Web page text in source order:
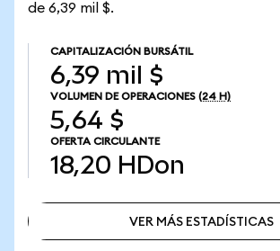
de 6,39 mil $.
CAPITALIZACIÓN BURSÁTIL
6,39 mil $
VOLUMEN DE OPERACIONES (24 H)
5,64 $
OFERTA CIRCULANTE
18,20 HDon
VER MÁS ESTADÍSTICAS